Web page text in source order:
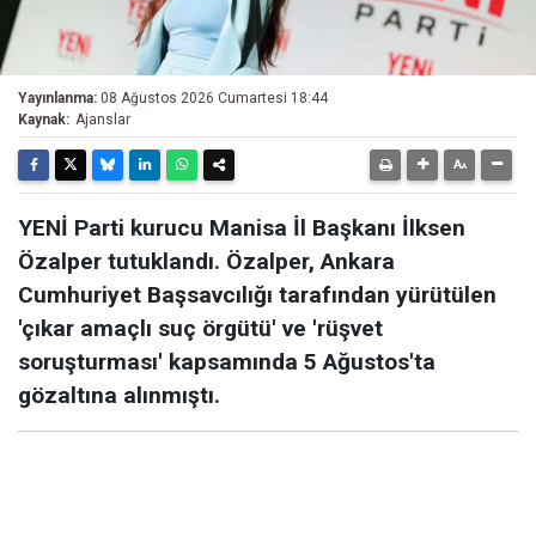
Yayınlanma: 08 Ağustos 2026 Cumartesi 18:44
Kaynak: Ajanslar
YENİ Parti kurucu Manisa İl Başkanı İlksen
Özalper tutuklandı. Özalper, Ankara
Cumhuriyet Başsavcılığı tarafından yürütülen
'çıkar amaçlı suç örgütü' ve 'rüşvet
soruşturması' kapsamında 5 Ağustos'ta
gözaltına alınmıştı.